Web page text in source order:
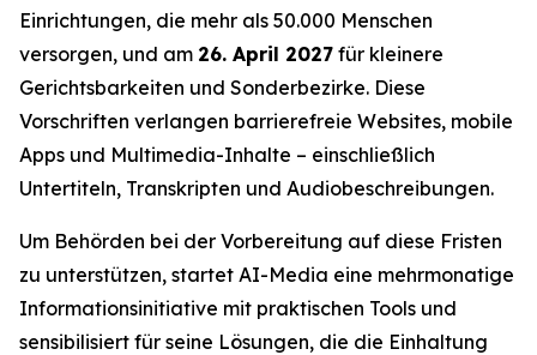
Einrichtungen, die mehr als 50.000 Menschen
versorgen, und am 26. April 2027 für kleinere
Gerichtsbarkeiten und Sonderbezirke. Diese
Vorschriften verlangen barrierefreie Websites, mobile
Apps und Multimedia-Inhalte – einschließlich
Untertiteln, Transkripten und Audiobeschreibungen.
Um Behörden bei der Vorbereitung auf diese Fristen
zu unterstützen, startet AI-Media eine mehrmonatige
Informationsinitiative mit praktischen Tools und
sensibilisiert für seine Lösungen, die die Einhaltung